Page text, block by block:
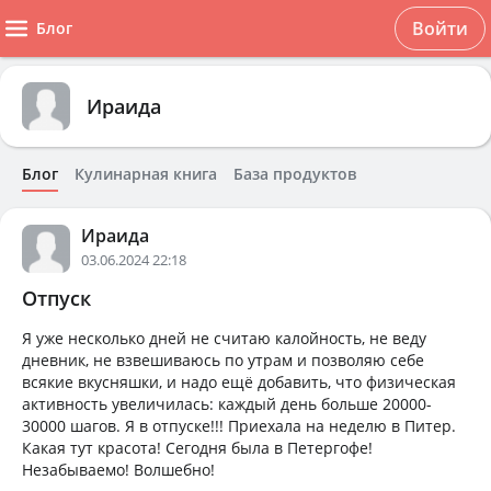
Блог Войти
Ираида
Блог Кулинарная книга База продуктов
Ираида
03.06.2024 22:18
Отпуск
Я уже несколько дней не считаю калойность, не веду
дневник, не взвешиваюсь по утрам и позволяю себе
всякие вкусняшки, и надо ещё добавить, что физическая
активность увеличилась: каждый день больше 20000-
30000 шагов. Я в отпуске!!! Приехала на неделю в Питер.
Какая тут красота! Сегодня была в Петергофе!
Незабываемо! Волшебно!